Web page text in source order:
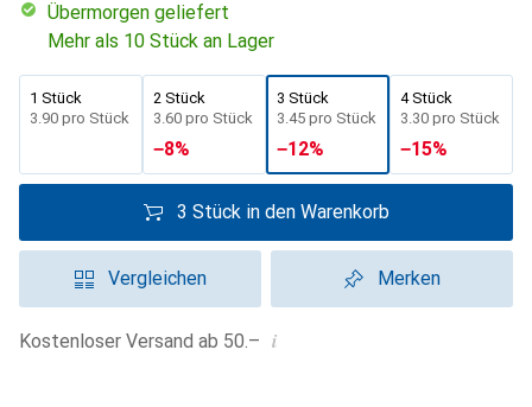
übermorgen geliefert
Mehr als 10 Stück an Lager
1 Stück
CHF
3.90 pro Stück
2 Stück
CHF
3.60 pro Stück
−8%
3 Stück
CHF
3.45 pro Stück
−12%
4 Stück
CHF
3.30 pro Stück
−15%
3 Stück in den Warenkorb
Vergleichen Merken
Kostenloser Versand ab 50.– i